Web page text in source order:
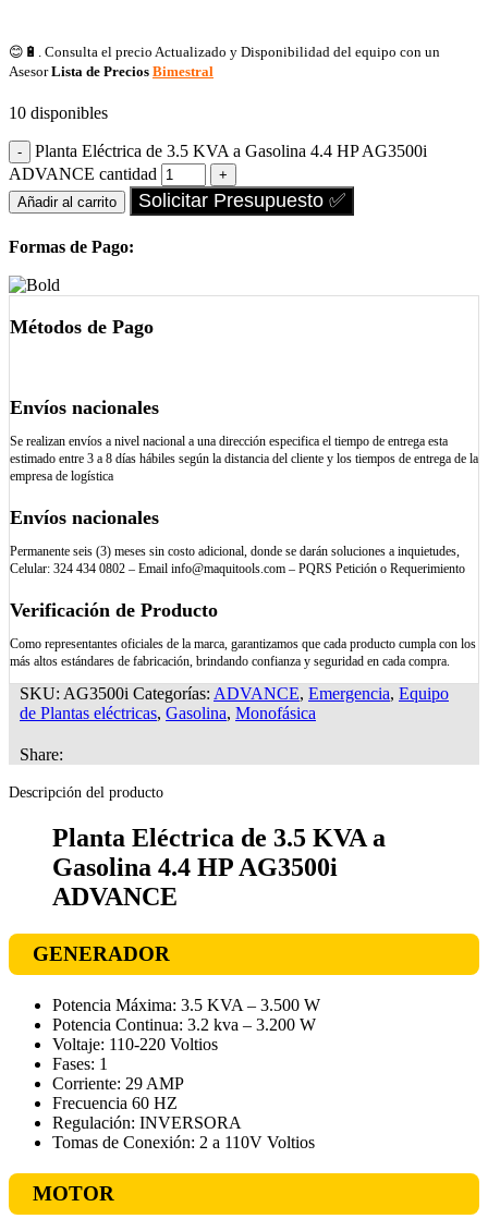
😊🔋. Consulta el precio Actualizado y Disponibilidad del equipo con un
AsesorLista de Precios Bimestral
10 disponibles
Planta Eléctrica de 3.5 KVA a Gasolina 4.4 HP AG3500i
ADVANCE cantidad
Añadir al carrito Solicitar Presupuesto ✅
Formas de Pago:
Métodos de Pago
Envíos nacionales
Se realizan envíos a nivel nacional a una dirección especifica el tiempo de entrega esta
estimado entre 3 a 8 días hábiles según la distancia del cliente y los tiempos de entrega de la
empresa de logística
Envíos nacionales
Permanente seis (3) meses sin costo adicional, donde se darán soluciones a inquietudes,
Celular: 324 434 0802 – Email info@maquitools.com – PQRS Petición o Requerimiento
Verificación de Producto
Como representantes oficiales de la marca, garantizamos que cada producto cumpla con los
más altos estándares de fabricación, brindando confianza y seguridad en cada compra.
SKU: AG3500i Categorías: ADVANCE, Emergencia, Equipo
de Plantas eléctricas, Gasolina, Monofásica
Share:
Descripción del producto
Planta Eléctrica de 3.5 KVA a
Gasolina 4.4 HP AG3500i
ADVANCE
GENERADOR
Potencia Máxima: 3.5 KVA – 3.500 W
Potencia Continua: 3.2 kva – 3.200 W
Voltaje: 110-220 Voltios
Fases: 1
Corriente: 29 AMP
Frecuencia 60 HZ
Regulación: INVERSORA
Tomas de Conexión: 2 a 110V Voltios
MOTOR